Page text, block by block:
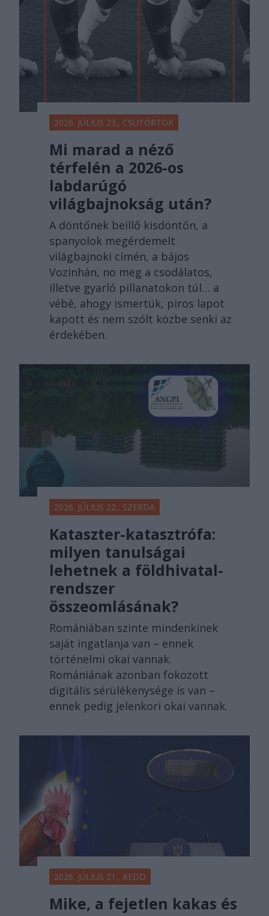
2026. JÚLIUS 23., CSÜTÖRTÖK
Mi marad a néző
térfelén a 2026-os
labdarúgó
világbajnokság után?
A döntőnek beillő kisdöntőn, a
spanyolok megérdemelt
világbajnoki címén, a bájos
Vozinhán, no meg a csodálatos,
illetve gyarló pillanatokon túl… a
vébé, ahogy ismertük, piros lapot
kapott és nem szólt közbe senki az
érdekében.
2026. JÚLIUS 22., SZERDA
Kataszter-katasztrófa:
milyen tanulságai
lehetnek a földhivatal-
rendszer
összeomlásának?
Romániában szinte mindenkinek
saját ingatlanja van – ennek
történelmi okai vannak.
Romániának azonban fokozott
digitális sérülékenysége is van –
ennek pedig jelenkori okai vannak.
2026. JÚLIUS 21., KEDD
Mike, a fejetlen kakas és